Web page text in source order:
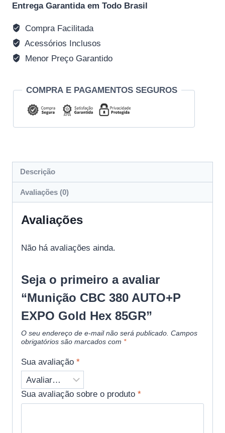
Entrega Garantida em Todo Brasil
Compra Facilitada
Acessórios Inclusos
Menor Preço Garantido
COMPRA E PAGAMENTOS SEGUROS
Descrição
Avaliações (0)
Avaliações
Não há avaliações ainda.
Seja o primeiro a avaliar
“Munição CBC 380 AUTO+P
EXPO Gold Hex 85GR”
O seu endereço de e-mail não será publicado. Campos
obrigatórios são marcados com *
Sua avaliação *
Sua avaliação sobre o produto *